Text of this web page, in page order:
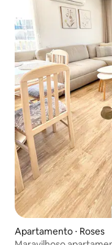
Apartamento ⋅ Roses